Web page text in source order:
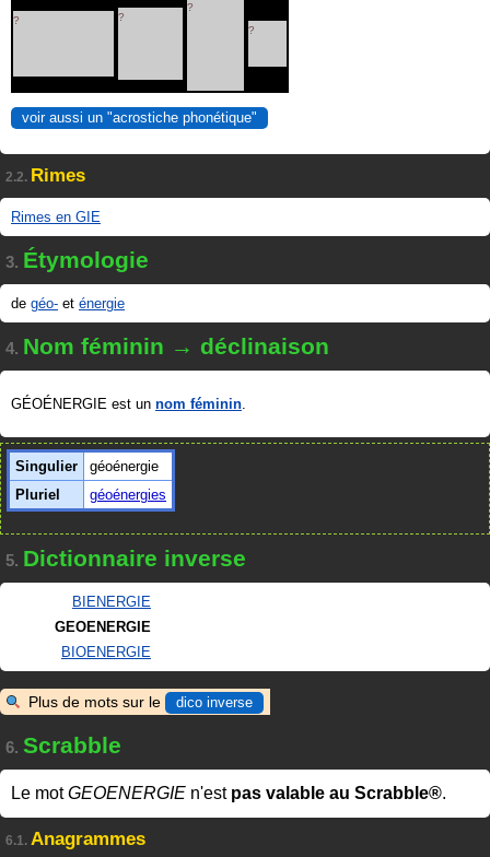
? ?
?
?
voir aussi un "acrostiche phonétique"
2.2. Rimes
Rimes en GIE
3. Étymologie
de géo- et énergie
4. Nom féminin → déclinaison
GÉOÉNERGIE est un nom féminin.
Singulier
géoénergie
Pluriel
géoénergies
5. Dictionnaire inverse
BIENERGIE
GEOENERGIE
BIOENERGIE
Plus de mots sur le dico inverse
6. Scrabble
Le motGEOENERGIE n'est pas valable au Scrabble®.
6.1. Anagrammes